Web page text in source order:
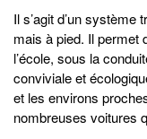
Il s’agit d’un
mais à pied. Il permet
l’école, sous la
conviviale et
et les environs
nombreuses voitures